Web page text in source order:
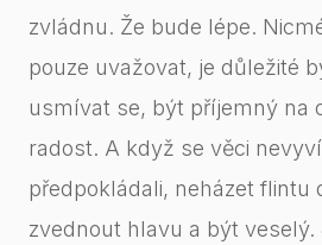
zvládnu. Že bude lépe.
pouze uvažovat, je důležité
usmívat se, být příjemný na
radost. A když se věci
předpokládali, neházet flintu
zvednout hlavu a být